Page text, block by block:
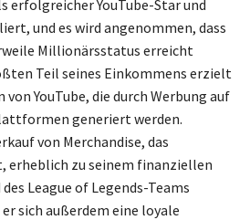
erfolgreicher YouTube-Star und
und es wird angenommen, dass
Millionärsstatus erreicht
Teil seines Einkommens erzielt
YouTube, die durch Werbung auf
generiert werden.
von Merchandise, das
erheblich zu seinem finanziellen
League of Legends-Teams
sich außerdem eine loyale